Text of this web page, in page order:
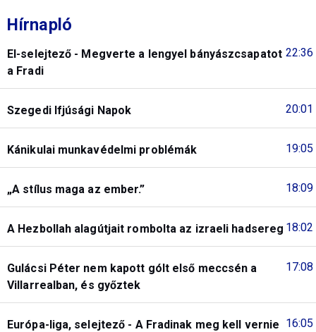
Hírnapló
22:36
El-selejtező - Megverte a lengyel bányászcsapatot
a Fradi
20:01
Szegedi Ifjúsági Napok
19:05
Kánikulai munkavédelmi problémák
18:09
„A stílus maga az ember.”
18:02
A Hezbollah alagútjait rombolta az izraeli hadsereg
17:08
Gulácsi Péter nem kapott gólt első meccsén a
Villarrealban, és győztek
16:05
Európa-liga, selejtező - A Fradinak meg kell vernie